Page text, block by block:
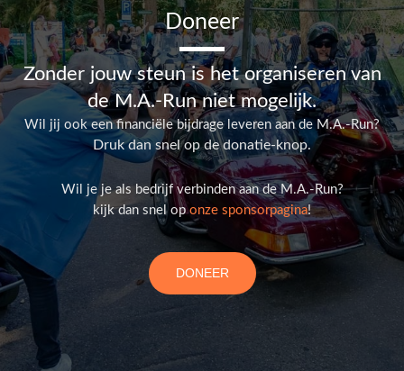
Doneer
Zonder jouw steun is het organiseren van
de M.A.-Run niet mogelijk.
Wil jij ook een financiële bijdrage leveren aan de M.A.-Run?
Druk dan snel op de donatie-knop.
Wil je je als bedrijf verbinden aan de M.A.-Run?
kijk dan snel oponze sponsorpagina!
DONEER